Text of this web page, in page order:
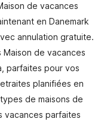
de vacances
en Danemark
annulation gratuite.
de vacances
parfaites pour vos
planifiées en
de maisons de
vacances parfaites